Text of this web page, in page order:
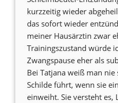
kurzzeitig wieder
das sofort wieder
meiner Hausärztin zwar
Trainingszustand würde
Zwangspause eher als
Bei Tatjana weiß man nie
Schilde führt, wenn sie
einweiht. Sie versteht es,